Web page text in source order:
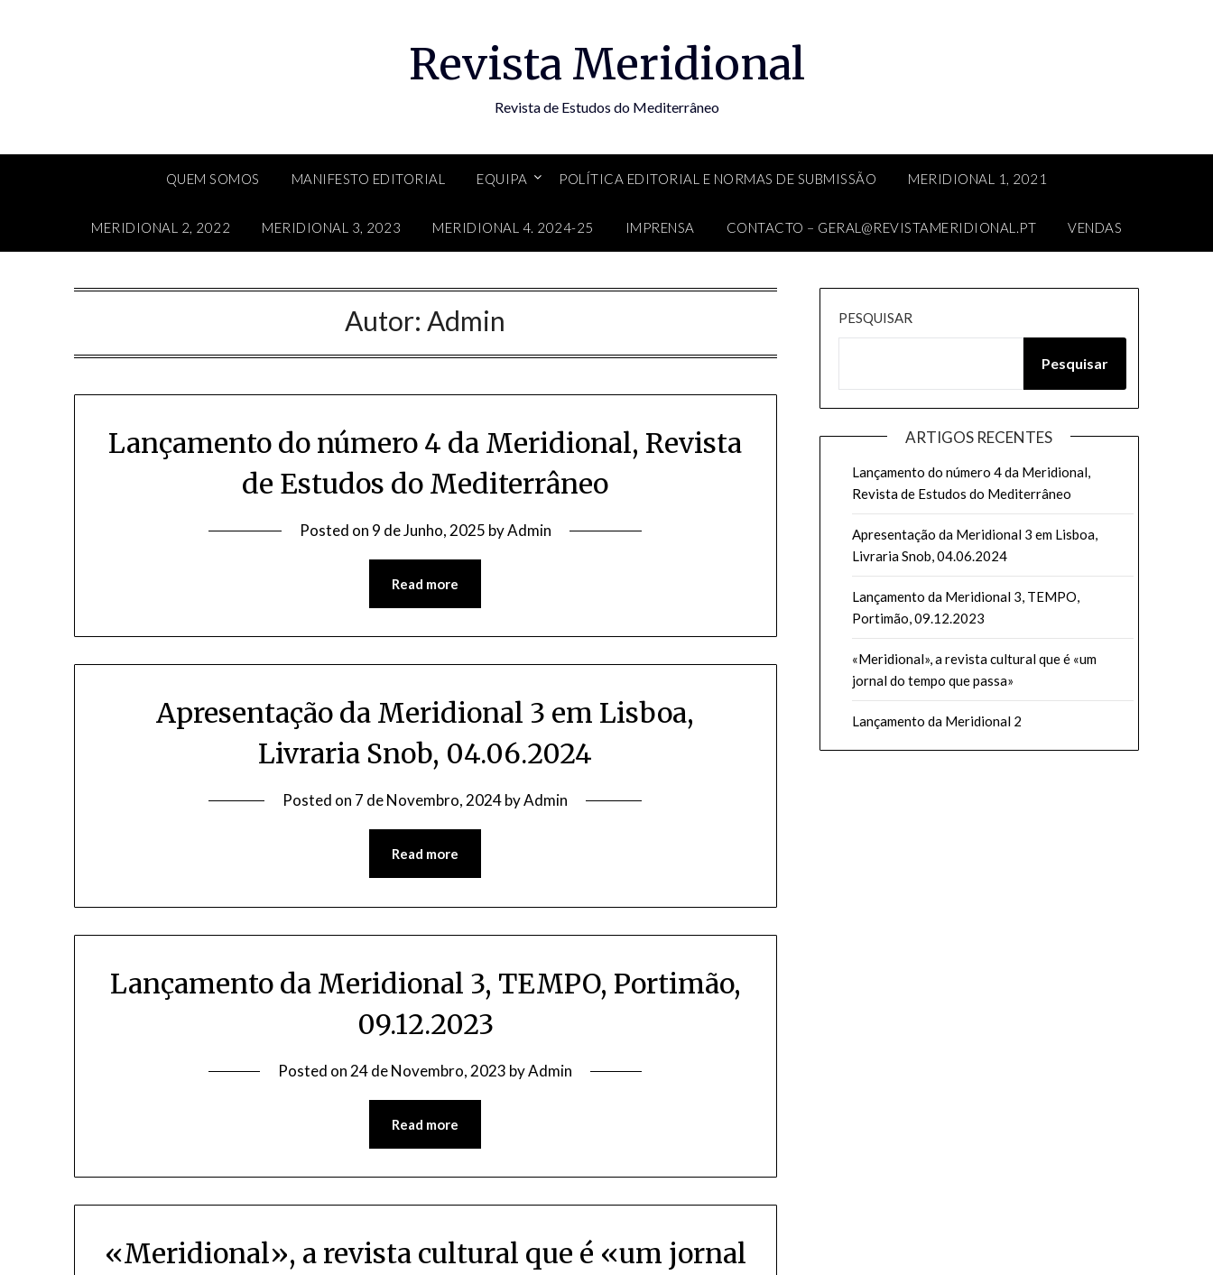
Revista Meridional
Revista de Estudos do Mediterrâneo
QUEM SOMOS MANIFESTO EDITORIAL EQUIPA POLÍTICA EDITORIAL E NORMAS DE SUBMISSÃO MERIDIONAL 1, 2021
MERIDIONAL 2, 2022 MERIDIONAL 3, 2023 MERIDIONAL 4. 2024-25 IMPRENSA CONTACTO – GERAL@REVISTAMERIDIONAL.PT VENDAS
Autor: Admin
Lançamento do número 4 da Meridional, Revista
de Estudos do Mediterrâneo
Posted on 9 de Junho, 2025 byAdmin
Read more
Apresentação da Meridional 3 em Lisboa,
Livraria Snob, 04.06.2024
Posted on 7 de Novembro, 2024byAdmin
Read more
Lançamento da Meridional 3, TEMPO, Portimão,
09.12.2023
Posted on 24 de Novembro, 2023 byAdmin
Read more
«Meridional», a revista cultural que é «um jornal
PESQUISAR
Pesquisar
ARTIGOS RECENTES
Lançamento do número 4 da Meridional,
Revista de Estudos do Mediterrâneo
Apresentação da Meridional 3 em Lisboa,
Livraria Snob, 04.06.2024
Lançamento da Meridional 3, TEMPO,
Portimão, 09.12.2023
«Meridional», a revista cultural que é «um
jornal do tempo que passa»
Lançamento da Meridional 2